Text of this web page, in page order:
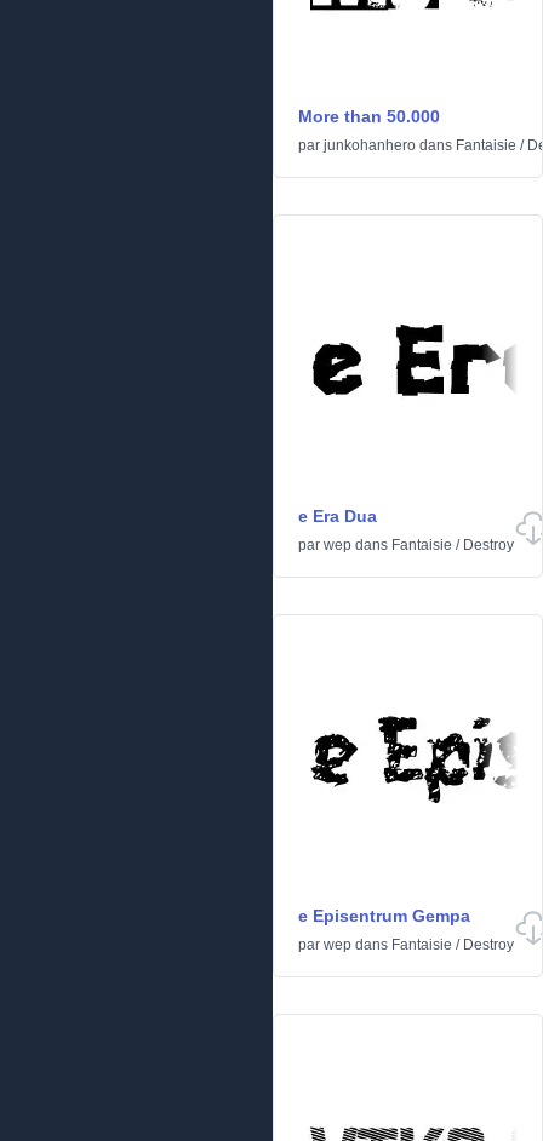
More than 50.000
par junkohanhero dans Fantaisie /
e Era Dua
par wep dans Fantaisie / Destroy
e Episentrum Gempa
par wep dans Fantaisie / Destroy